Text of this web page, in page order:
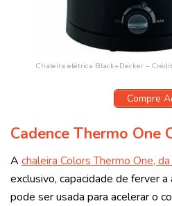
Chaleira elétrica Black+Decker –
Compre
Cadence Thermo One
A chaleira Colors Thermo One,
exclusivo, capacidade de ferver
pode ser usada para acelerar o